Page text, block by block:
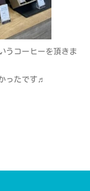
うコーヒーを頂きま
ったです♬